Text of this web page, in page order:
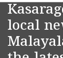
local